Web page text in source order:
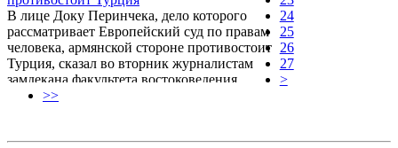
ЕСПЧ получил иск, однако пока не
приступил к его производству.
В лице Доку Перинчека, дело которого
рассматривает Европейский суд по правам
человека, армянской стороне противостоит
Турция, сказал во вторник журналистам
замдекана факультета востоковедения
Ереванского государственного
24
25
26
27
>
>>